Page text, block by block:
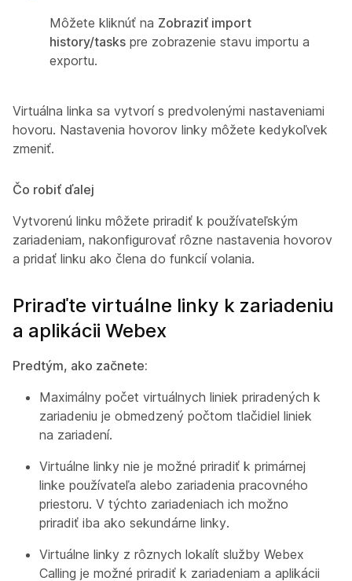
Môžete kliknúť na Zobraziť import
history/tasks pre zobrazenie stavu importu a
exportu.
Virtuálna linka sa vytvorí s predvolenými nastaveniami
hovoru. Nastavenia hovorov linky môžete kedykoľvek
zmeniť.
Čo robiť ďalej
Vytvorenú linku môžete priradiť k používateľským
zariadeniam, nakonfigurovať rôzne nastavenia hovorov
a pridať linku ako člena do funkcií volania.
Priraďte virtuálne linky k zariadeniu
a aplikácii Webex
Predtým, ako začnete:
Maximálny počet virtuálnych liniek priradených k
zariadeniu je obmedzený počtom tlačidiel liniek
na zariadení.
Virtuálne linky nie je možné priradiť k primárnej
linke používateľa alebo zariadenia pracovného
priestoru. V týchto zariadeniach ich možno
priradiť iba ako sekundárne linky.
Virtuálne linky z rôznych lokalít služby Webex
Calling je možné priradiť k zariadeniam a aplikácii